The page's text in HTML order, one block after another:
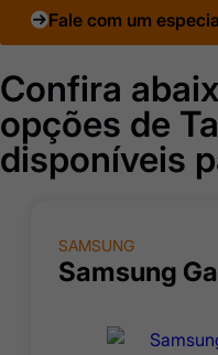
Fale com um
Confira
opções de
disponíveis
SAMSUNG
Samsung